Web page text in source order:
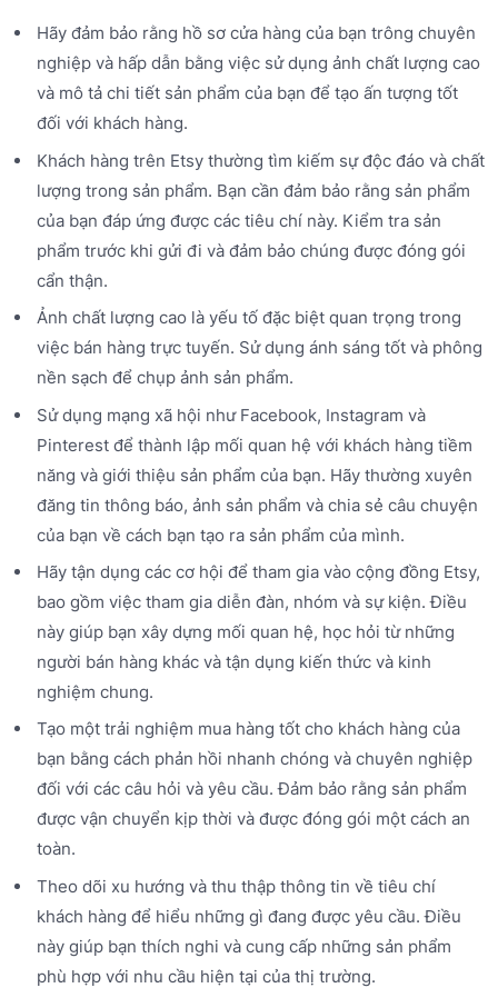
Hãy đảm bảo rằng hồ sơ cửa hàng của bạn trông chuyên
nghiệp và hấp dẫn bằng việc sử dụng ảnh chất lượng cao
và mô tả chi tiết sản phẩm của bạn để tạo ấn tượng tốt
đối với khách hàng.
Khách hàng trên Etsy thường tìm kiếm sự độc đáo và chất
lượng trong sản phẩm. Bạn cần đảm bảo rằng sản phẩm
của bạn đáp ứng được các tiêu chí này. Kiểm tra sản
phẩm trước khi gửi đi và đảm bảo chúng được đóng gói
cẩn thận.
Ảnh chất lượng cao là yếu tố đặc biệt quan trọng trong
việc bán hàng trực tuyến. Sử dụng ánh sáng tốt và phông
nền sạch để chụp ảnh sản phẩm.
Sử dụng mạng xã hội như Facebook, Instagram và
Pinterest để thành lập mối quan hệ với khách hàng tiềm
năng và giới thiệu sản phẩm của bạn. Hãy thường xuyên
đăng tin thông báo, ảnh sản phẩm và chia sẻ câu chuyện
của bạn về cách bạn tạo ra sản phẩm của mình.
Hãy tận dụng các cơ hội để tham gia vào cộng đồng Etsy,
bao gồm việc tham gia diễn đàn, nhóm và sự kiện. Điều
này giúp bạn xây dựng mối quan hệ, học hỏi từ những
người bán hàng khác và tận dụng kiến thức và kinh
nghiệm chung.
Tạo một trải nghiệm mua hàng tốt cho khách hàng của
bạn bằng cách phản hồi nhanh chóng và chuyên nghiệp
đối với các câu hỏi và yêu cầu. Đảm bảo rằng sản phẩm
được vận chuyển kịp thời và được đóng gói một cách an
toàn.
Theo dõi xu hướng và thu thập thông tin về tiêu chí
khách hàng để hiểu những gì đang được yêu cầu. Điều
này giúp bạn thích nghi và cung cấp những sản phẩm
phù hợp với nhu cầu hiện tại của thị trường.